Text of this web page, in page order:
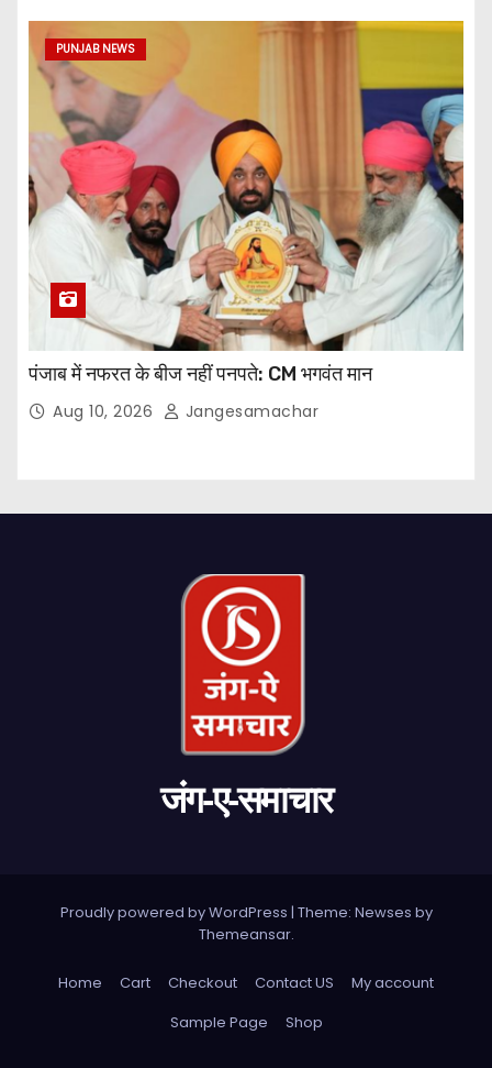
PUNJAB NEWS
पंजाब में नफरत के बीज नहीं पनपते: CM भगवंत मान
Aug 10, 2026 Jangesamachar
जंग-ए-समाचार
Proudly powered by WordPress | Theme: Newses by
Themeansar.
Home Cart Checkout Contact US
My account
Sample Page
Shop